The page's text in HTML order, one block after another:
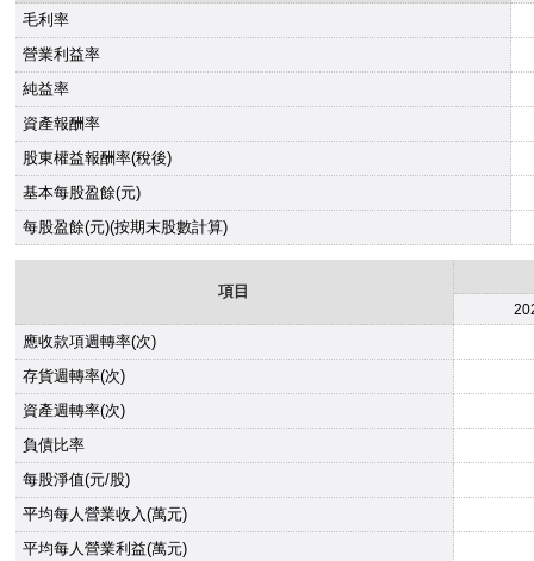
毛利率
營業利益率
純益率
資產報酬率
股東權益報酬率(稅後)
基本每股盈餘(元)
每股盈餘(元)(按期末股數計算)
項目
應收款項週轉率(次)
存貨週轉率(次)
資產週轉率(次)
負債比率
每股淨值(元/股)
平均每人營業收入(萬元)
平均每人營業利益(萬元)